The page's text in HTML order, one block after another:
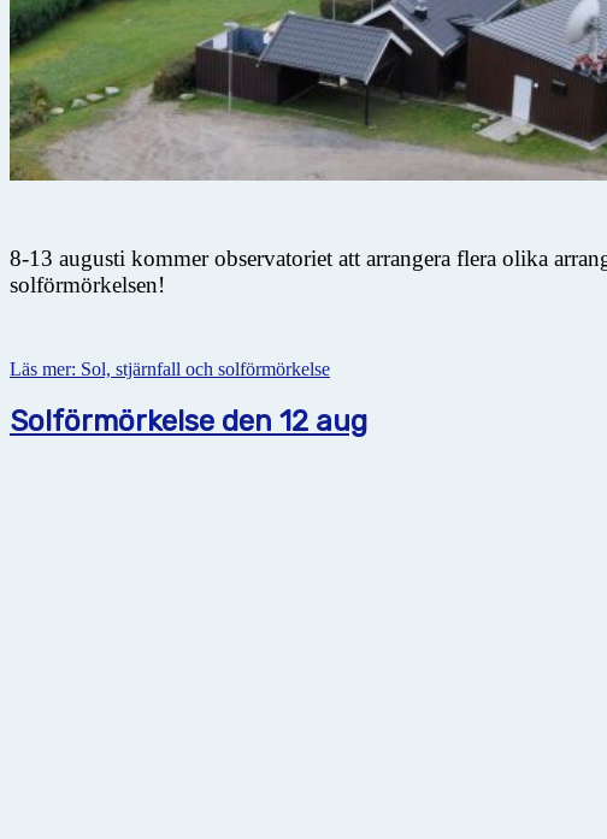
8-13 augusti kommer observatoriet att arrangera flera olika
solförmörkelsen!
Läs mer: Sol, stjärnfall och solförmörkelse
Solförmörkelse den 12 aug